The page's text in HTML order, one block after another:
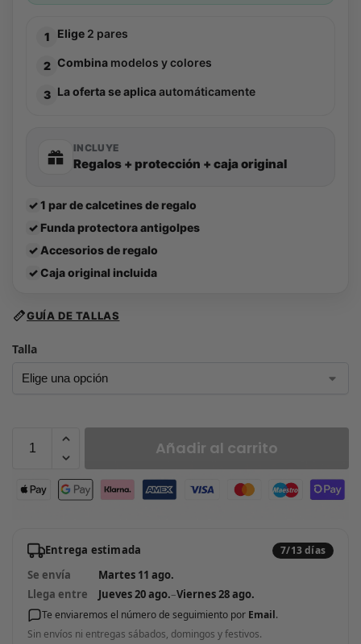
1 Elige 2 pares
2 Combina modelos y colores
3 La oferta se aplicaautomáticamente
INCLUYE
Regalos + protección + caja original
✓1 par de calcetines de regalo
✓ Funda protectora antigolpes
✓ Accesorios de regalo
✓Caja original incluida
GUÍA DE TALLAS
Talla
Añadir al carrito
Entrega estimada 7/13 días
Se envía
Martes 11 ago.
Llega entre
Jueves 20 ago.–Viernes 28 ago.
Te enviaremos el número de seguimiento por Email.
Sin envíos ni entregas sábados, domingos y festivos.